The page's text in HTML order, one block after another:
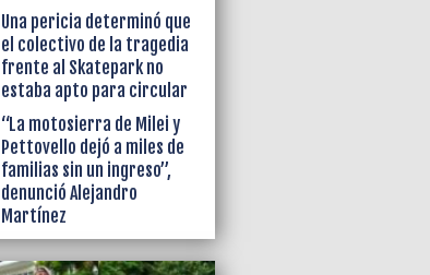
Una pericia determinó que
el colectivo de la tragedia
frente al Skatepark no
estaba apto para circular
“La motosierra de Milei y
Pettovello dejó a miles de
familias sin un ingreso”,
denunció Alejandro
Martínez